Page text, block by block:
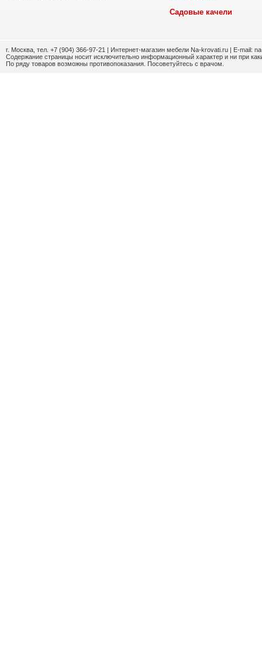
Садовые качели
г. Москва, тел. +7 (904) 366-97-21 | Интернет-магазин мебели Na-krovati.ru | E-mail:
Содержание страницы носит исключительно информационный характер и ни при
По ряду товаров возможны противопоказания. Посоветуйтесь с врачом.